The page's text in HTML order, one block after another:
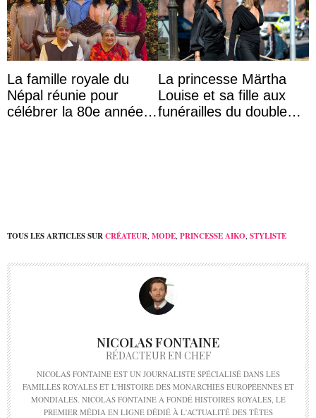
La famille royale du
Népal réunie pour
célébrer la 80e année
La princesse Märtha
Louise et sa fille aux
funérailles du double
TOUS LES ARTICLES SURCRÉATEUR MODE PRINCESSE AIKO STYLISTE
NICOLAS FONTAINE
RÉDACTEUR EN CHEF
NICOLAS FONTAINE EST UN JOURNALISTE SPÉCIALISÉ DANS LES
FAMILLES ROYALES ET L'HISTOIRE DES MONARCHIES EUROPÉENNES ET
MONDIALES. NICOLAS FONTAINE A FONDÉ HISTOIRES ROYALES, LE
PREMIER MÉDIA EN LIGNE DÉDIÉ À L'ACTUALITÉ DES TÊTES